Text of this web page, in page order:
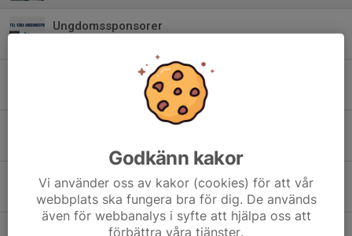
Ungdomssponsorer
Veckans matcher
Derbydags ikväll
17 jun, 10:19
Tack till Swedbanks Ägarstiftelse Söderhamn
Godkänn kakor
Vi använder oss av kakor (cookies) för att vår
webbplats ska fungera bra för dig. De används
även för webbanalys i syfte att hjälpa oss att
förbättra våra tjänster.